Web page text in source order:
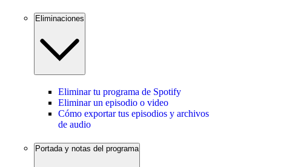
Eliminaciones
Eliminar tu programa de Spotify
Eliminar un episodio o video
Cómo exportar tus episodios y archivos
de audio
Portada y notas del programa